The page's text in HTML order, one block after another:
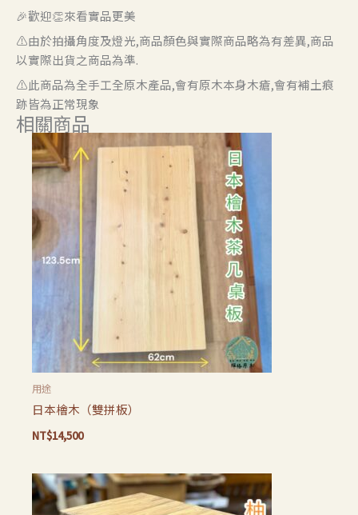
🎉歡迎👏來看實品更美
⚠️由於拍攝角度及燈光,商品顏色與實際商品略為有差異,商品
以實際出貨之商品為準.
⚠️此商品為全手工全原木產品,會有原木本身木瘡,會有補土痕
跡皆為正常現象
相關商品
用途
日本檜木（雙拼板）
NT$14,500